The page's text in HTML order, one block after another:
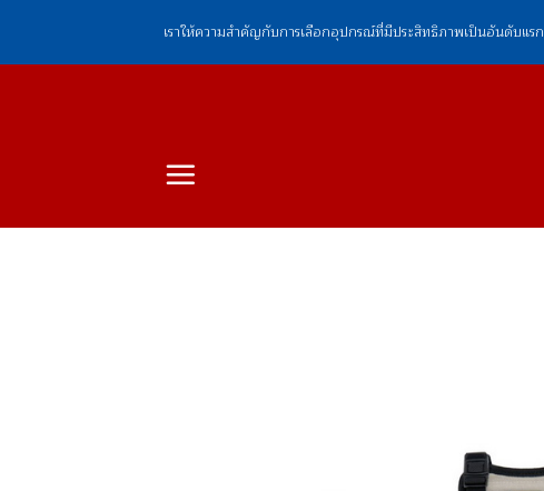
ยัง
เราให้ความสำคัญกับการเลือกอุปกรณ์ที่มีประสิทธิภาพเป็นอันดับแรก